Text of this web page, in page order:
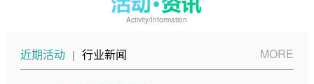
Activity/Information
近期活动 | 行业新闻 MORE